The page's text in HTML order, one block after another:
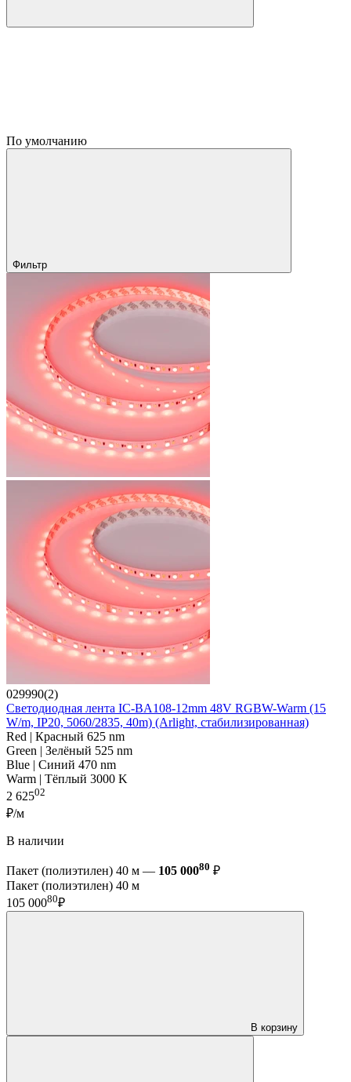
По умолчанию
Фильтр
029990(2)
Светодиодная лента IC-BA108-12mm 48V RGBW-Warm (15
W/m, IP20, 5060/2835, 40m) (Arlight, стабилизированная)
Red | Красный 625 nm
Green | Зелёный 525 nm
Blue | Синий 470 nm
Warm | Тёплый 3000 K
2 62502
₽/м
В наличии
Пакет (полиэтилен) 40 м — 105 00080 ₽
Пакет (полиэтилен) 40 м
105 00080₽
В корзину